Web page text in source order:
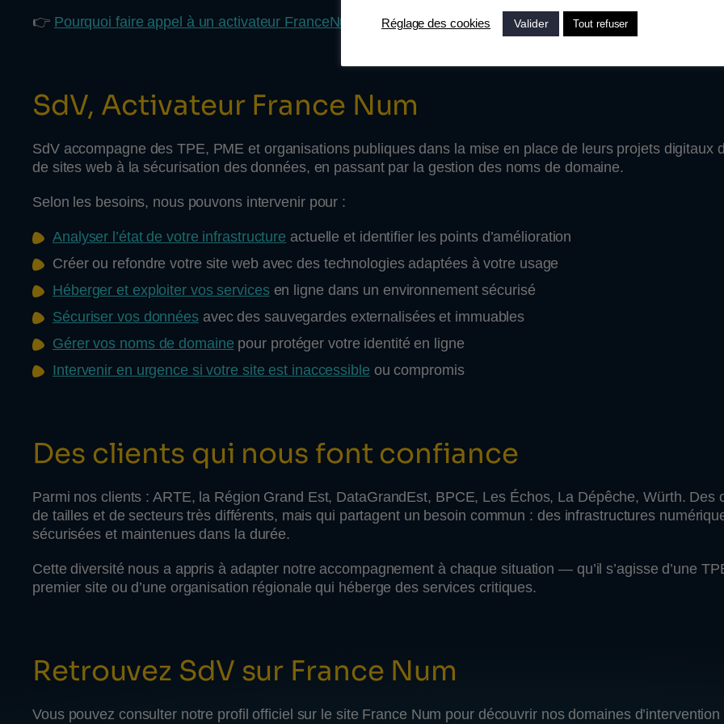
👉 Pourquoi faire appel à un activateur FranceNum ?
SdV, Activateur France Num
SdV accompagne des TPE, PME et organisations publiques dans la mise en place de leurs projets digitaux
de sites web à la sécurisation des données, en passant par la gestion des noms de domaine.
Selon les besoins, nous pouvons intervenir pour :
Analyser l’état de votre infrastructure actuelle et identifier les points d’amélioration
Créer ou refondre votre site web avec des technologies adaptées à votre usage
Héberger et exploiter vos servicesen ligne dans un environnement sécurisé
Sécuriser vos donnéesavec des sauvegardes externalisées et immuables
Gérer vos noms de domaine pour protéger votre identité en ligne
Intervenir en urgence si votre site est inaccessible ou compromis
Des clients qui nous font confiance
Parmi nos clients : ARTE, la Région Grand Est, DataGrandEst, BPCE, Les Échos, La Dépêche, Würth. Des
de tailles et de secteurs très différents, mais qui partagent un besoin commun : des infrastructures
sécurisées et maintenues dans la durée.
Cette diversité nous a appris à adapter notre accompagnement à chaque situation — qu’il s’agisse d’une
premier site ou d’une organisation régionale qui héberge des services critiques.
Retrouvez SdV sur France Num
Vous pouvez consulter notre profil officiel sur le site France Num pour découvrir nos domaines
Réglage des cookies Valider Tout refuser